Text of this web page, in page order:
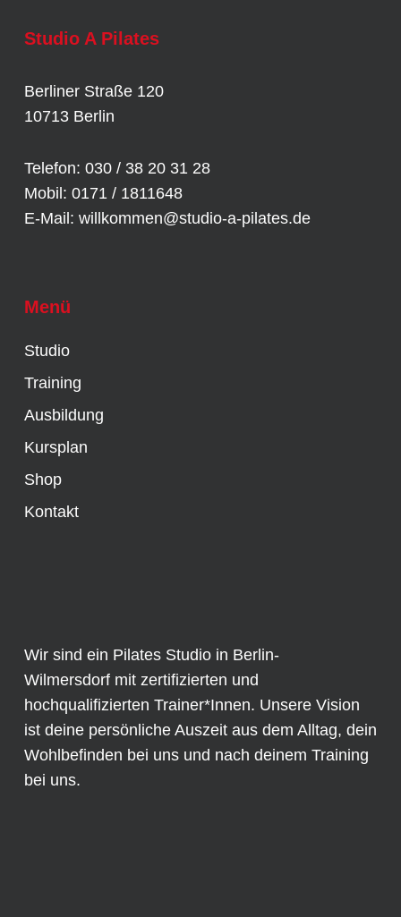
Studio A Pilates
Berliner Straße 120
10713 Berlin
Telefon: 030 / 38 20 31 28
Mobil: 0171 / 1811648
E-Mail: willkommen@studio-a-pilates.de
Menü
Studio
Training
Ausbildung
Kursplan
Shop
Kontakt
Wir sind ein Pilates Studio in Berlin-
Wilmersdorf mit zertifizierten und
hochqualifizierten Trainer*Innen. Unsere Vision
ist deine persönliche Auszeit aus dem Alltag, dein
Wohlbefinden bei uns und nach deinem Training
bei uns.